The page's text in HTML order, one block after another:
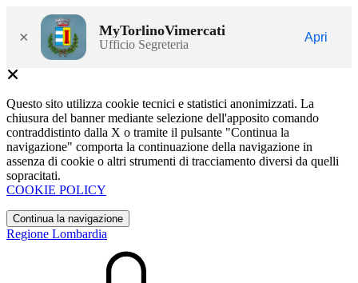
× MyTorlinoVimercati
Ufficio Segreteria
Apri
Questo sito utilizza cookie tecnici e statistici anonimizzati. La
chiusura del banner mediante selezione dell'apposito comando
contraddistinto dalla X o tramite il pulsante "Continua la
navigazione" comporta la continuazione della navigazione in
assenza di cookie o altri strumenti di tracciamento diversi da quelli
sopracitati.
COOKIE POLICY
Continua la navigazione
Regione Lombardia